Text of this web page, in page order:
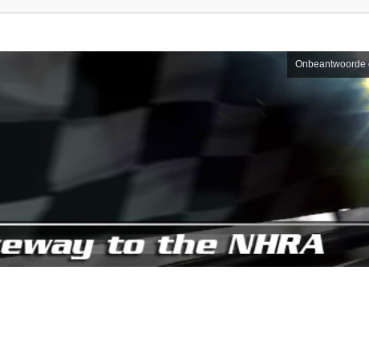
Onbeantwoorde